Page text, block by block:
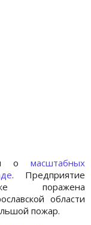
о масштабных
. Предприятие
поражена
области
пожар.